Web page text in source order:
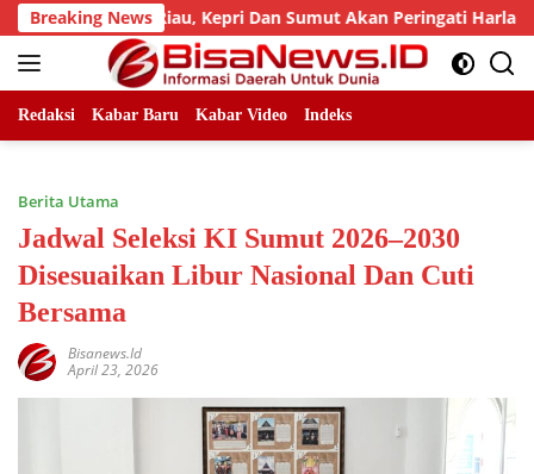
Skip
to
content
Breaking News
Riau, Kepri Dan Sumut Akan Peringati Harlah Ke-25
Redaksi Kabar Baru Kabar Video Indeks
Berita Utama
Jadwal Seleksi KI Sumut 2026–2030
Disesuaikan Libur Nasional Dan Cuti
Bersama
Bisanews.id
April 23, 2026